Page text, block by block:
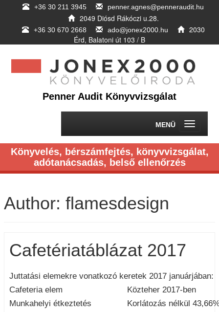
+36 30 211 3945 penner.agnes@penneraudit.hu
2049 Diósd Rákóczi u.28.
+36 30 670 2668 ado@jonex2000.hu
2030
Érd, Balatoni út 103 / B
Penner Audit Könyvvizsgálat
Toggle
Könyvelés, bérszámfejtés, könyvvizsgálat,
adótanácsadás, belső ellenőrzés
Author: flamesdesign
Cafetériatáblázat 2017
Juttatási elemekre vonatkozó keretek 2017 januárjában:
Cafeteria elem
Közteher 2017-ben
Munkahelyi étkeztetés
Korlátozás nélkül